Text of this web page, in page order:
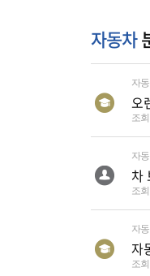
자동차
자
오
조
자
차
조
자
자
조